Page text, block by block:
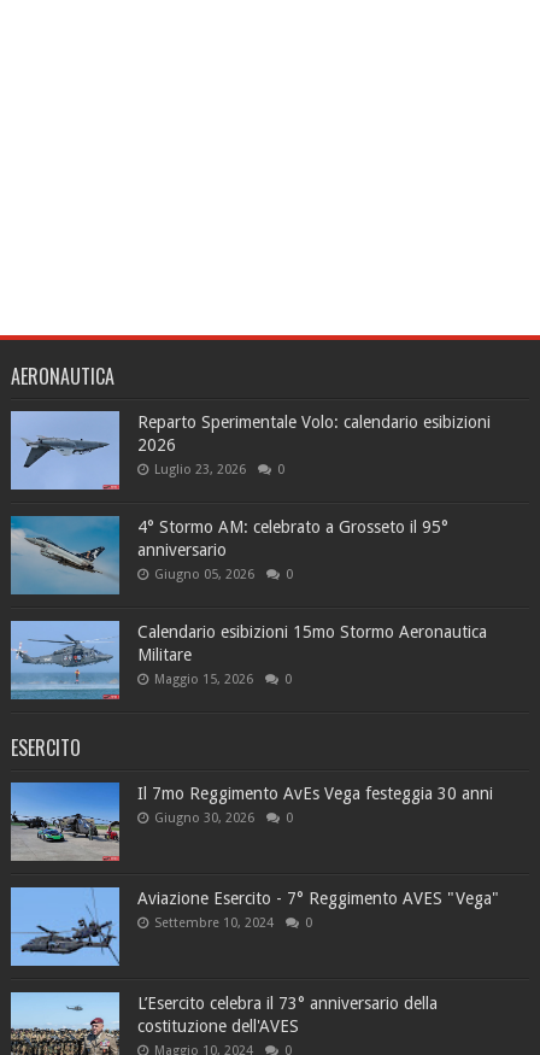
AERONAUTICA
Reparto Sperimentale Volo: calendario esibizioni
2026
Luglio 23, 2026 0
4° Stormo AM: celebrato a Grosseto il 95°
anniversario
Giugno 05, 2026 0
Calendario esibizioni 15mo Stormo Aeronautica
Militare
Maggio 15, 2026 0
ESERCITO
Il 7mo Reggimento AvEs Vega festeggia 30 anni
Giugno 30, 2026 0
Aviazione Esercito - 7° Reggimento AVES "Vega"
Settembre 10, 2024 0
L’Esercito celebra il 73° anniversario della
costituzione dell'AVES
Maggio 10, 2024 0